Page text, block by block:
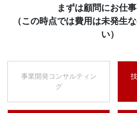
まずは顧問にお仕
（この時点では費用は未発生
い）
事業開発コンサルティン
グ